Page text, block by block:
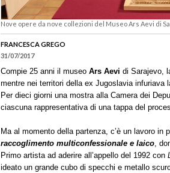
Nove opere da nove collezioni del Museo Ars Aevi di
FRANCESCA GREGO
31/07/2017
Compie 25 anni il museo Ars Aevi di Sarajevo,
mentre nei territori della ex Jugoslavia infuriava
Per dieci giorni una mostra alla Camera dei
ciascuna rappresentativa di una tappa del
Ma al momento della partenza, c’è un lavoro in
raccoglimento multiconfessionale e laico,
Primo artista ad aderire all’appello del 1992 con
ideato un grande cubo di specchi e metallo